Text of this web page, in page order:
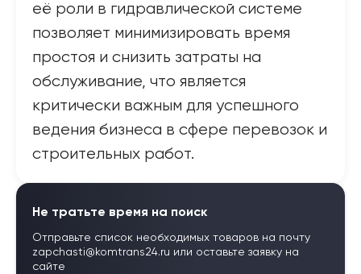
её роли в гидравлической системе
позволяет минимизировать время
простоя и снизить затраты на
обслуживание, что является
критически важным для успешного
ведения бизнеса в сфере перевозок и
строительных работ.
Не тратьте время на поиск
Отправьте список необходимых товаров на почту
zapchasti@komtrans24.ru или оставьте заявку на
сайте